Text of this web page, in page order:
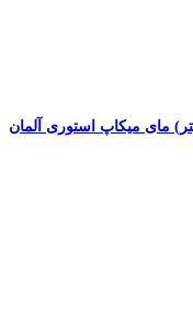
مای میکاپ استوری آلمان